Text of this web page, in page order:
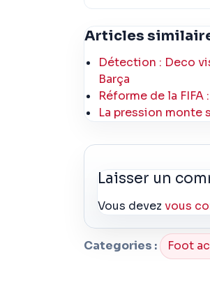
Articles
Détection : Deco
Barça
Réforme de la
La pression monte
Laisser un
Vous devezvous
Categories : Foot